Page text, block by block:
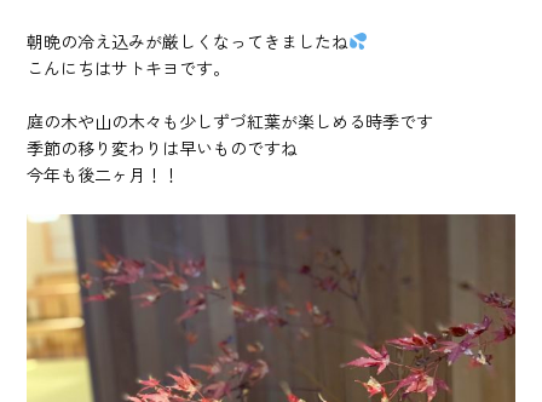
朝晩の冷え込みが厳しくなってきましたね
こんにちはサトキヨです。
庭の木や山の木々も少しずづ紅葉が楽しめる時季です
季節の移り変わりは早いものですね
今年も後二ヶ月！！